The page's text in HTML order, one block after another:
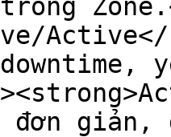
giản,